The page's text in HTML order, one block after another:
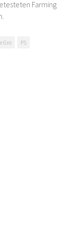
Farming
Gro PS